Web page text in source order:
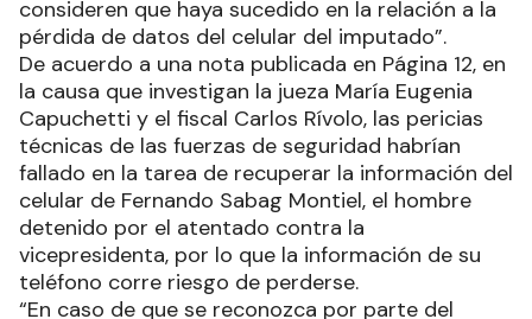
consideren que haya sucedido en la relación a la
pérdida de datos del celular del imputado”.
De acuerdo a una nota publicada en Página 12, en
la causa que investigan la jueza María Eugenia
Capuchetti y el fiscal Carlos Rívolo, las pericias
técnicas de las fuerzas de seguridad habrían
fallado en la tarea de recuperar la información del
celular de Fernando Sabag Montiel, el hombre
detenido por el atentado contra la
vicepresidenta, por lo que la información de su
teléfono corre riesgo de perderse.
“En caso de que se reconozca por parte del